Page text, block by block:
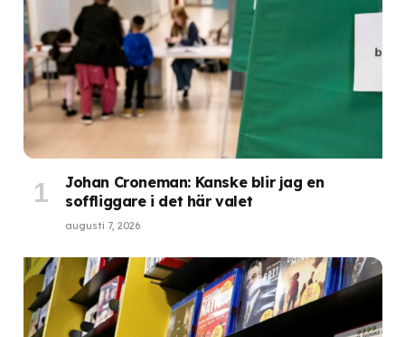
Johan Croneman: Kanske blir jag en
soffliggare i det här valet
augusti 7, 2026